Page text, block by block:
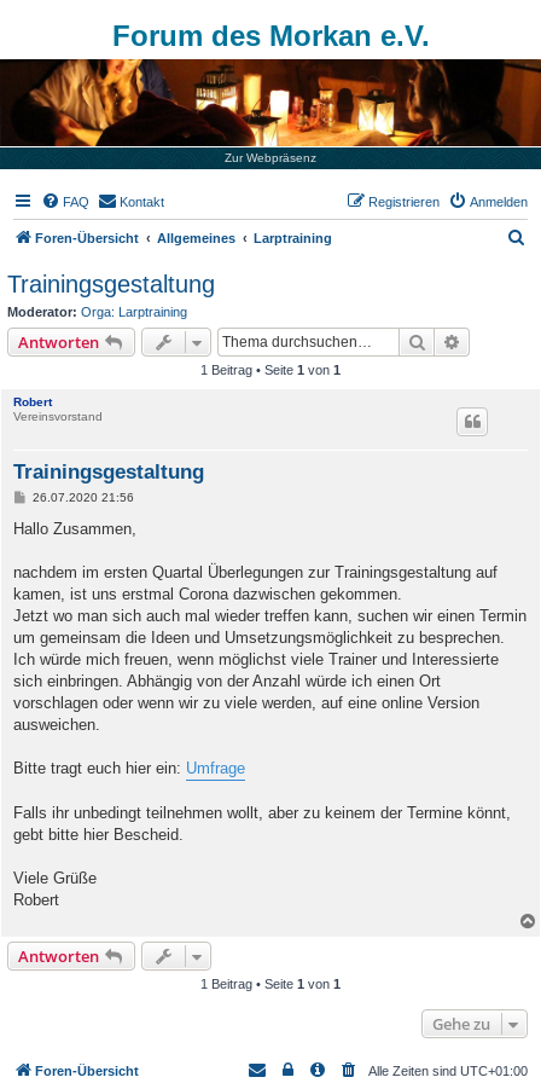
Forum des Morkan e.V.
Zur Webpräsenz
FAQ Kontakt Anmelden
Registrieren
Foren-Übersicht Allgemeines Larptraining
Trainingsgestaltung
Moderator: Orga: Larptraining
Antworten Suche
1 Beitrag • Seite 1 von 1
Robert
Vereinsvorstand
Trainingsgestaltung
B
i
a
26.07.2020 21:56
Hallo Zusammen,
nachdem im ersten Quartal Überlegungen zur Trainingsgestaltung auf
kamen, ist uns erstmal Corona dazwischen gekommen.
Jetzt wo man sich auch mal wieder treffen kann, suchen wir einen Termin
um gemeinsam die Ideen und Umsetzungsmöglichkeit zu besprechen.
Ich würde mich freuen, wenn möglichst viele Trainer und Interessierte
sich einbringen. Abhängig von der Anzahl würde ich einen Ort
vorschlagen oder wenn wir zu viele werden, auf eine online Version
ausweichen.
Bitte tragt euch hier ein: Umfrage
Falls ihr unbedingt teilnehmen wollt, aber zu keinem der Termine könnt,
gebt bitte hier Bescheid.
Viele Grüße
Robert
Antworten
1 Beitrag • Seite 1 von 1
Gehe zu
Foren-Übersicht Alle Zeiten sind UTC+01:00